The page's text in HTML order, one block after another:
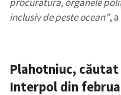
inclusiv de peste ocean”,
Plahotniuc,
Interpol din